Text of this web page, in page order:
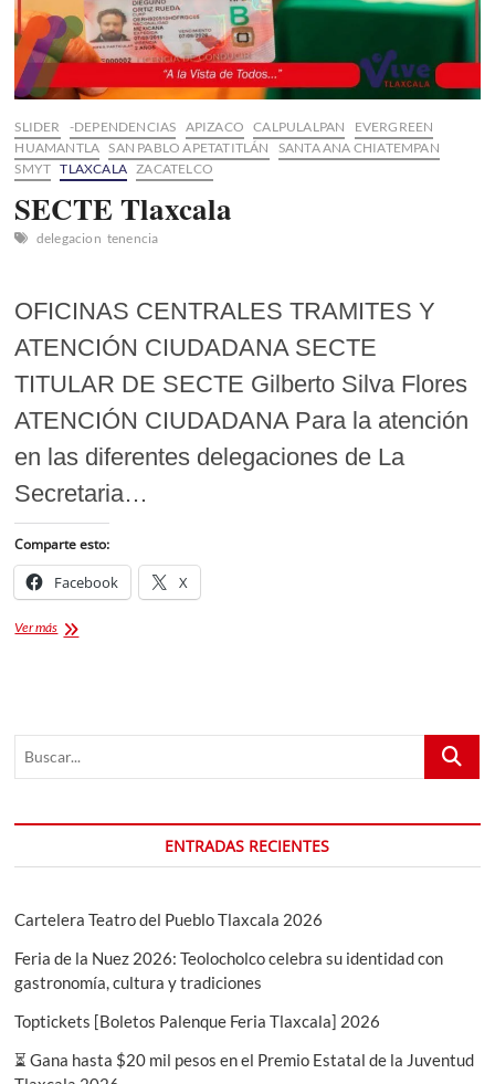
SLIDER -DEPENDENCIAS APIZACO CALPULALPAN
EVERGREEN
HUAMANTLA SAN PABLO APETATITLÁN
SANTA ANA CHIATEMPAN
SMYT TLAXCALA ZACATELCO
SECTE Tlaxcala
delegacion tenencia
OFICINAS CENTRALES TRAMITES Y
ATENCIÓN CIUDADANA SECTE
TITULAR DE SECTE Gilberto Silva Flores
ATENCIÓN CIUDADANA Para la atención
en las diferentes delegaciones de La
Secretaria…
Comparte esto:
Facebook X
Ver másSECTE
Buscar...
ENTRADAS RECIENTES
Cartelera Teatro del Pueblo Tlaxcala 2026
Feria de la Nuez 2026: Teolocholco celebra su identidad con
gastronomía, cultura y tradiciones
Toptickets [Boletos Palenque Feria Tlaxcala] 2026
⏳ Gana hasta $20 mil pesos en el Premio Estatal de la Juventud